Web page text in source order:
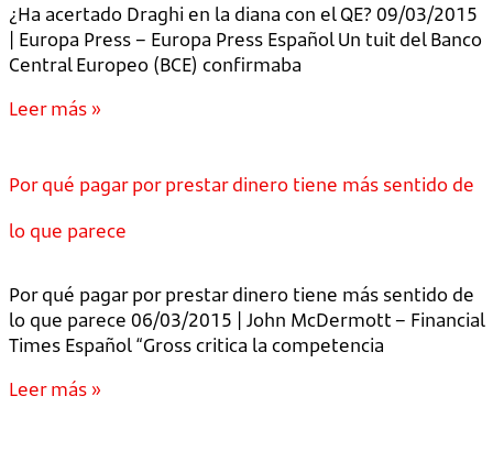
¿Ha acertado Draghi en la diana con el QE? 09/03/2015
| Europa Press – Europa Press Español Un tuit del Banco
Central Europeo (BCE) confirmaba
Leer más »
Por qué pagar por prestar dinero tiene más sentido de
lo que parece
Por qué pagar por prestar dinero tiene más sentido de
lo que parece 06/03/2015 | John McDermott – Financial
Times Español “Gross critica la competencia
Leer más »